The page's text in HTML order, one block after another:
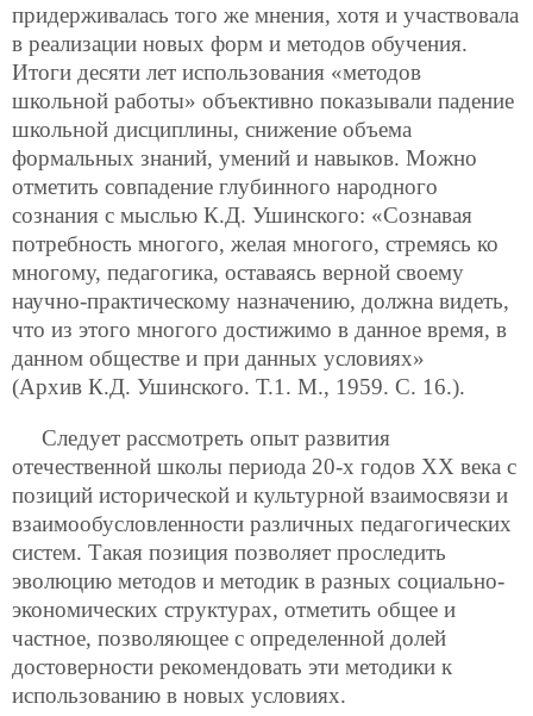
придерживалась того же мнения, хотя и участвовала
в реализации новых форм и методов обучения.
Итоги десяти лет использования «методов
школьной работы» объективно показывали падение
школьной дисциплины, снижение объема
формальных знаний, умений и навыков. Можно
отметить совпадение глубинного народного
сознания с мыслью К.Д. Ушинского: «Сознавая
потребность многого, желая многого, стремясь ко
многому, педагогика, оставаясь верной своему
научно-практическому назначению, должна видеть,
что из этого многого достижимо в данное время, в
данном обществе и при данных условиях»
(Архив К.Д. Ушинского. Т.1. М., 1959. С. 16.).
Следует рассмотреть опыт развития
отечественной школы периода 20-х годов ХХ века с
позиций исторической и культурной взаимосвязи и
взаимообусловленности различных педагогических
систем. Такая позиция позволяет проследить
эволюцию методов и методик в разных социально-
экономических структурах, отметить общее и
частное, позволяющее с определенной долей
достоверности рекомендовать эти методики к
использованию в новых условиях.